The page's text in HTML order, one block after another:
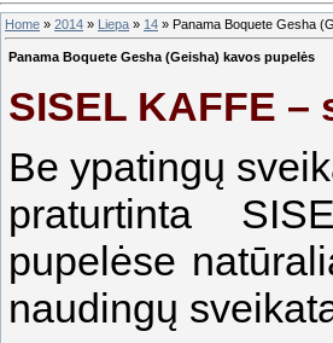
Home » 2014 » Liepa » 14 » Panama Boquete Gesha
Panama Boquete Gesha (Geisha) kavos pupelės
SISEL KAFFE
Be ypatingų
praturtinta
pupelėse
naudingų